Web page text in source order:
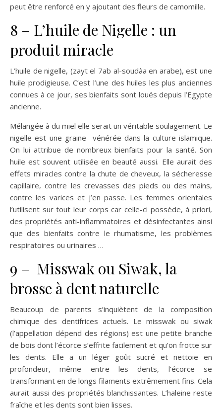
peut être renforcé en y ajoutant des fleurs de camomille.
8 – L’huile de Nigelle : un
produit miracle
L’huile de nigelle, (zayt el 7ab al-soudàa en arabe), est une
huile prodigieuse. C’est l’une des huiles les plus anciennes
connues à ce jour, ses bienfaits sont loués depuis l’Egypte
ancienne.
Mélangée à du miel elle serait un véritable soulagement. Le
nigelle est une graine vénérée dans la culture islamique.
On lui attribue de nombreux bienfaits pour la santé. Son
huile est souvent utilisée en beauté aussi. Elle aurait des
effets miracles contre la chute de cheveux, la sécheresse
capillaire, contre les crevasses des pieds ou des mains,
contre les varices et j’en passe. Les femmes orientales
l’utilisent sur tout leur corps car celle-ci possède, à priori,
des propriétés anti-inflammatoires et désinfectantes ainsi
que des bienfaits contre le rhumatisme, les problèmes
respiratoires ou urinaires …
9 – Misswak ou Siwak, la
brosse à dent naturelle
Beaucoup de parents s’inquiètent de la composition
chimique des dentifrices actuels. Le misswak ou siwak
(l’appellation dépend des régions) est une petite branche
de bois dont l’écorce s’effrite facilement et qu’on frotte sur
les dents. Elle a un léger goût sucré et nettoie en
profondeur, même entre les dents, l’écorce se
transformant en de longs filaments extrêmement fins. Cela
aurait aussi des propriétés blanchissantes. L’haleine reste
fraîche et les dents sont bien lisses.